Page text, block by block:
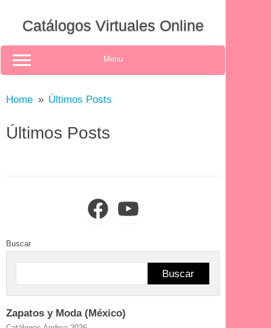
content
Catálogos Virtuales Online
Menu
Home Últimos Posts
Últimos Posts
FacebookYouTube
Buscar
Buscar
Zapatos y Moda (México)